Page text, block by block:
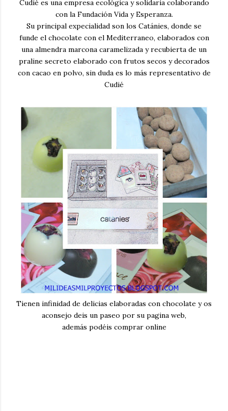
Cudié es una empresa ecológica y solidaria colaborando
con la Fundación Vida y Esperanza.
Su principal expecialidad son los Catánies, donde se
funde el chocolate con el Mediterraneo, elaborados con
una almendra marcona caramelizada y recubierta de un
praline secreto elaborado con frutos secos y decorados
con cacao en polvo, sin duda es lo más representativo de
Cudié
Tienen infinidad de delicias elaboradas con chocolate y os
aconsejo deis un paseo por su pagina web,
además podéis comprar online